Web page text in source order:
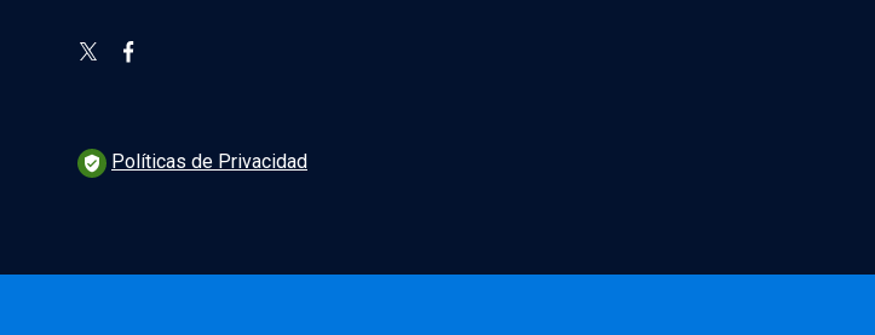
verified_user Políticas de Privacidad